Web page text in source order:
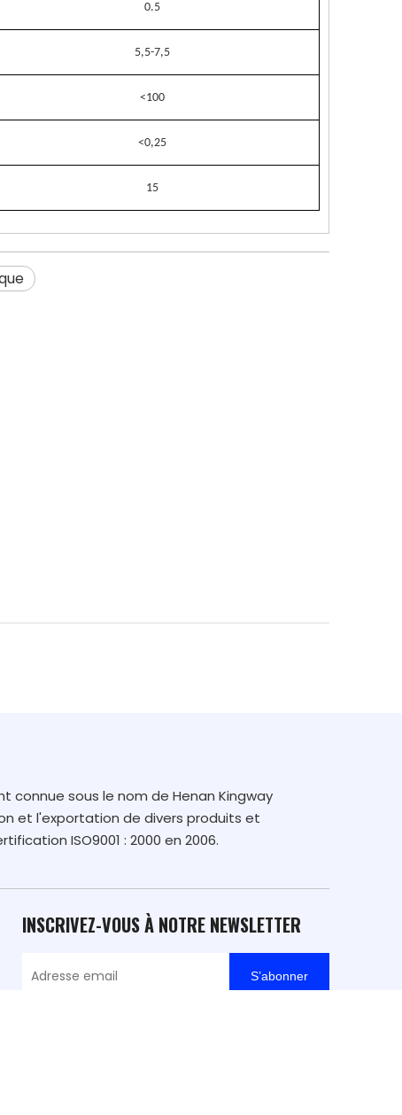
0.5
5,5-7,5
<100
<0,25
15
connue sous le nom de Henan Kingway
et l'exportation de divers produits et
ISO9001 : 2000 en 2006.
INSCRIVEZ-VOUS À NOTRE NEWSLETTER
S’abonner